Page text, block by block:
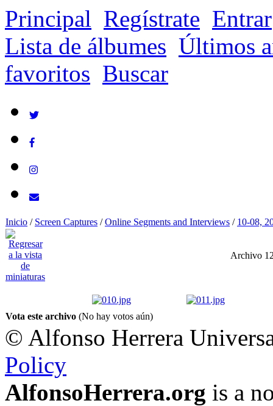
Principal Regístrate Entrar
Lista de álbumes Últimos
favoritos Buscar
Inicio / Screen Captures /Online Segments and Interviews / 10-08,
Archivo
Vota este archivo (No hay votos aún)
© Alfonso Herrera
Policy
AlfonsoHerrera.org is a